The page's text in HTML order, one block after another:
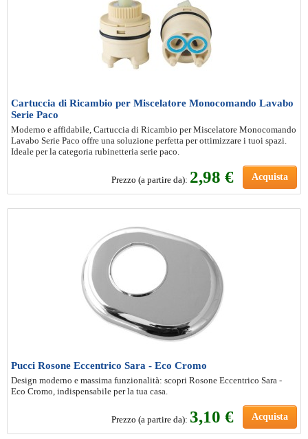
Cartuccia di Ricambio per Miscelatore Monocomando Lavabo
Serie Paco
Moderno e affidabile, Cartuccia di Ricambio per Miscelatore Monocomando
Lavabo Serie Paco offre una soluzione perfetta per ottimizzare i tuoi spazi.
Ideale per la categoria rubinetteria serie paco.
Prezzo (a partire da): 2,98 € Acquista
Pucci Rosone Eccentrico Sara - Eco Cromo
Design moderno e massima funzionalità: scopri Rosone Eccentrico Sara -
Eco Cromo, indispensabile per la tua casa.
Prezzo (a partire da): 3,10 € Acquista